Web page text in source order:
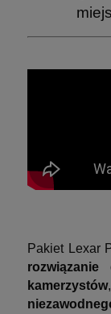
Pakiet Lexar
kamerzystów